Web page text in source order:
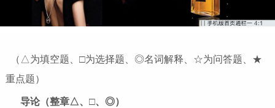
（△为填空题、□为选择题、◎名词解释、☆为问答题、★
重点题）
导论（整章△、□、◎）